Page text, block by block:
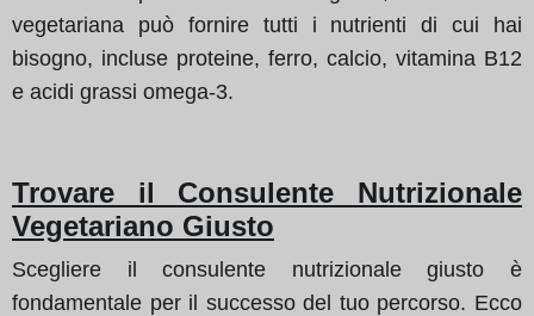
vegetariana può fornire tutti i nutrienti di cui hai
bisogno, incluse proteine, ferro, calcio, vitamina B12
e acidi grassi omega-3.
Trovare il Consulente Nutrizionale
Vegetariano Giusto
Scegliere il consulente nutrizionale giusto è
fondamentale per il successo del tuo percorso. Ecco